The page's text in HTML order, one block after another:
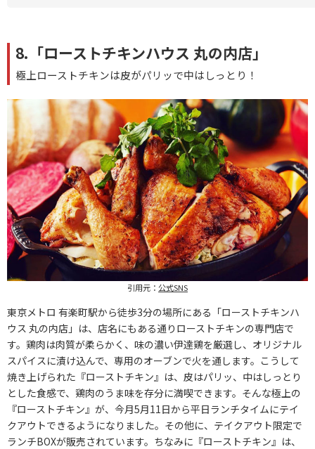
8.「ローストチキンハウス 丸の内店」
極上ローストチキンは皮がパリッで中はしっとり！
引用元： 公式SNS
東京メトロ 有楽町駅から徒歩3分の場所にある「ローストチキンハ
ウス 丸の内店」は、店名にもある通りローストチキンの専門店で
す。鶏肉は肉質が柔らかく、味の濃い伊達鶏を厳選し、オリジナル
スパイスに漬け込んで、専用のオーブンで火を通します。こうして
焼き上げられた『ローストチキン』は、皮はパリッ、中はしっとり
とした食感で、鶏肉のうま味を存分に満喫できます。そんな極上の
『ローストチキン』が、今月5月11日から平日ランチタイムにテイ
クアウトできるようになりました。その他に、テイクアウト限定で
ランチBOXが販売されています。ちなみに『ローストチキン』は、